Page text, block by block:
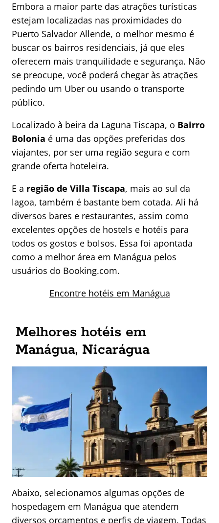
Embora a maior parte das atrações turísticas
estejam localizadas nas proximidades do
Puerto Salvador Allende, o melhor mesmo é
buscar os bairros residenciais, já que eles
oferecem mais tranquilidade e segurança. Não
se preocupe, você poderá chegar às atrações
pedindo um Uber ou usando o transporte
público.
Localizado à beira da Laguna Tiscapa, o Bairro
Bolonia é uma das opções preferidas dos
viajantes, por ser uma região segura e com
grande oferta hoteleira.
E a região de Villa Tiscapa, mais ao sul da
lagoa, também é bastante bem cotada. Ali há
diversos bares e restaurantes, assim como
excelentes opções de hostels e hotéis para
todos os gostos e bolsos. Essa foi apontada
como a melhor área em Manágua pelos
usuários do Booking.com.
Encontre hotéis em Manágua
Melhores hotéis em
Manágua, Nicarágua
Abaixo, selecionamos algumas opções de
hospedagem em Manágua que atendem
diversos orçamentos e perfis de viagem. Todas